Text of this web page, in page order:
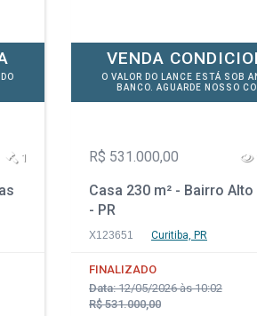
1
VENDA
O VALOR DO LANCE ESTÁ SOB
BANCO. AGUARDE NOSSO
R$ 531.000,00
Casa 230 m² - Bairro
- PR
X123651 Curitiba, PR
FINALIZADO
Data:12/05/2026 às 10:02
R$ 531.000,00